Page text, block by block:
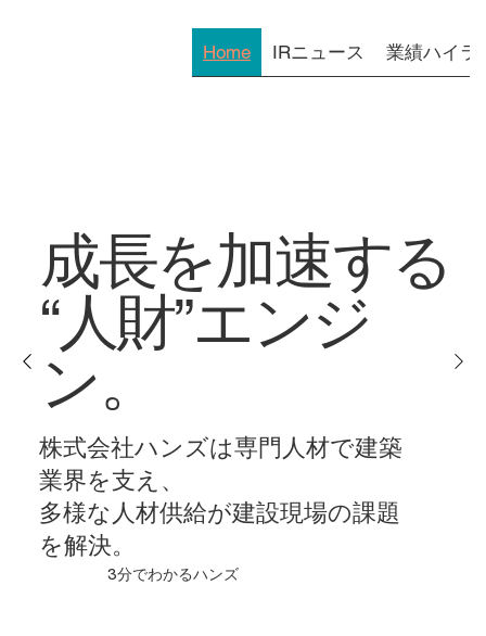
成長を加速する
“人財”エンジ
ン。
株式会社ハンズは専門人材で建築
業界を支え、
多様な人材供給が建設現場の課題
を解決。
3分でわかるハンズ
Home IRニュース 業績ハイラ